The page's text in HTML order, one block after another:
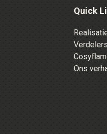
Quick
Verdelers
Ons